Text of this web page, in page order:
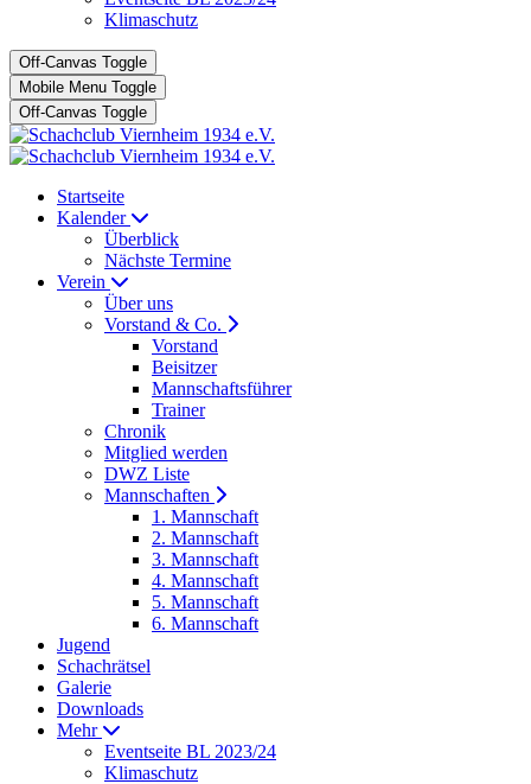
Klimaschutz
Off-Canvas Toggle
Mobile Menu Toggle
Off-Canvas Toggle
Startseite
Kalender
Überblick
Nächste Termine
Verein
Über uns
Vorstand & Co.
Vorstand
Beisitzer
Mannschaftsführer
Trainer
Chronik
Mitglied werden
DWZ Liste
Mannschaften
1. Mannschaft
2. Mannschaft
3. Mannschaft
4. Mannschaft
5. Mannschaft
6. Mannschaft
Jugend
Schachrätsel
Galerie
Downloads
Mehr
Eventseite BL 2023/24
Klimaschutz